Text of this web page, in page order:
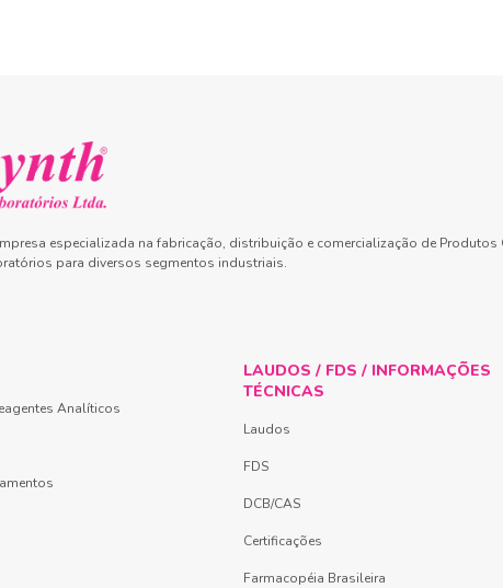
especializada na fabricação, distribuição e comercialização de
para diversos segmentos industriais.
Analíticos
LAUDOS / FDS / INFORMAÇÕES
TÉCNICAS
Laudos
FDS
DCB/CAS
Certificações
Farmacopéia Brasileira